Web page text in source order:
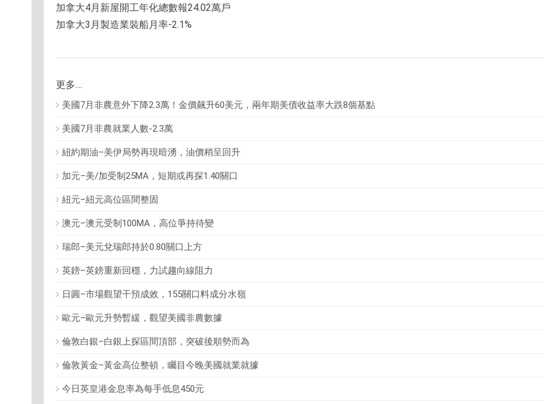
加拿大4月新屋開工年化總數報24.02萬戶
加拿大3月製造業裝船月率-2.1%
更多....
美國7月非農意外下降2.3萬！金價飆升60美元，兩年期美債收益率大跌8個基點
美國7月非農就業人數-2.3萬
紐約期油–美伊局勢再現暗湧，油價稍呈回升
加元–美/加受制25MA，短期或再探1.40關口
紐元–紐元高位區間整固
澳元–澳元受制100MA，高位爭持待變
瑞郎–美元兌瑞郎持於0.80關口上方
英鎊–英鎊重新回穩，力試趨向線阻力
日圓–市場觀望干預成效，155關口料成分水嶺
歐元–歐元升勢暫緩，觀望美國非農數據
倫敦白銀–白銀上探區間頂部，突破後順勢而為
倫敦黃金–黃金高位整頓，矚目今晚美國就業就據
今日英皇港金息率為每手低息450元